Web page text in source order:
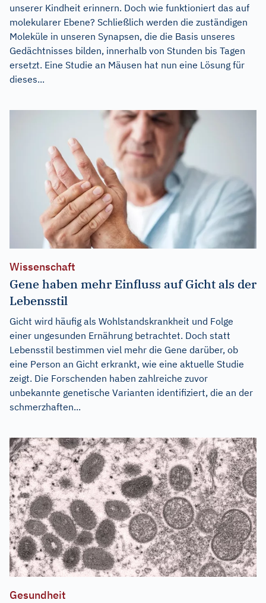
unserer Kindheit erinnern. Doch wie funktioniert das auf
molekularer Ebene? Schließlich werden die zuständigen
Moleküle in unseren Synapsen, die die Basis unseres
Gedächtnisses bilden, innerhalb von Stunden bis Tagen
ersetzt. Eine Studie an Mäusen hat nun eine Lösung für
dieses...
Wissenschaft
Gene haben mehr Einfluss auf Gicht als der
Lebensstil
Gicht wird häufig als Wohlstandskrankheit und Folge
einer ungesunden Ernährung betrachtet. Doch statt
Lebensstil bestimmen viel mehr die Gene darüber, ob
eine Person an Gicht erkrankt, wie eine aktuelle Studie
zeigt. Die Forschenden haben zahlreiche zuvor
unbekannte genetische Varianten identifiziert, die an der
schmerzhaften...
Gesundheit